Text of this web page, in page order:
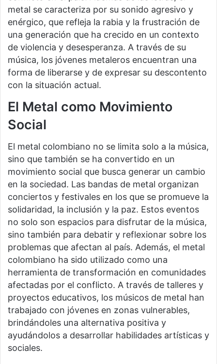
metal se caracteriza por su sonido agresivo y
enérgico, que refleja la rabia y la frustración de
una generación que ha crecido en un contexto
de violencia y desesperanza. A través de su
música, los jóvenes metaleros encuentran una
forma de liberarse y de expresar su descontento
con la situación actual.
El Metal como Movimiento
Social
El metal colombiano no se limita solo a la música,
sino que también se ha convertido en un
movimiento social que busca generar un cambio
en la sociedad. Las bandas de metal organizan
conciertos y festivales en los que se promueve la
solidaridad, la inclusión y la paz. Estos eventos
no solo son espacios para disfrutar de la música,
sino también para debatir y reflexionar sobre los
problemas que afectan al país. Además, el metal
colombiano ha sido utilizado como una
herramienta de transformación en comunidades
afectadas por el conflicto. A través de talleres y
proyectos educativos, los músicos de metal han
trabajado con jóvenes en zonas vulnerables,
brindándoles una alternativa positiva y
ayudándolos a desarrollar habilidades artísticas y
sociales.